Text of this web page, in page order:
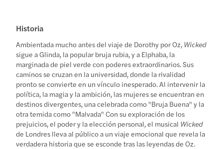
Historia
Ambientada mucho antes del viaje de Dorothy por Oz, Wicked
sigue a Glinda, la popular bruja rubia, y a Elphaba, la
marginada de piel verde con poderes extraordinarios. Sus
caminos se cruzan en la universidad, donde la rivalidad
pronto se convierte en un vínculo inesperado. Al intervenir la
política, la magia y la ambición, las mujeres se encuentran en
destinos divergentes, una celebrada como "Bruja Buena" y la
otra temida como "Malvada" Con su exploración de los
prejuicios, el poder y la elección personal, el musical Wicked
de Londres lleva al público a un viaje emocional que revela la
verdadera historia que se esconde tras las leyendas de Oz.